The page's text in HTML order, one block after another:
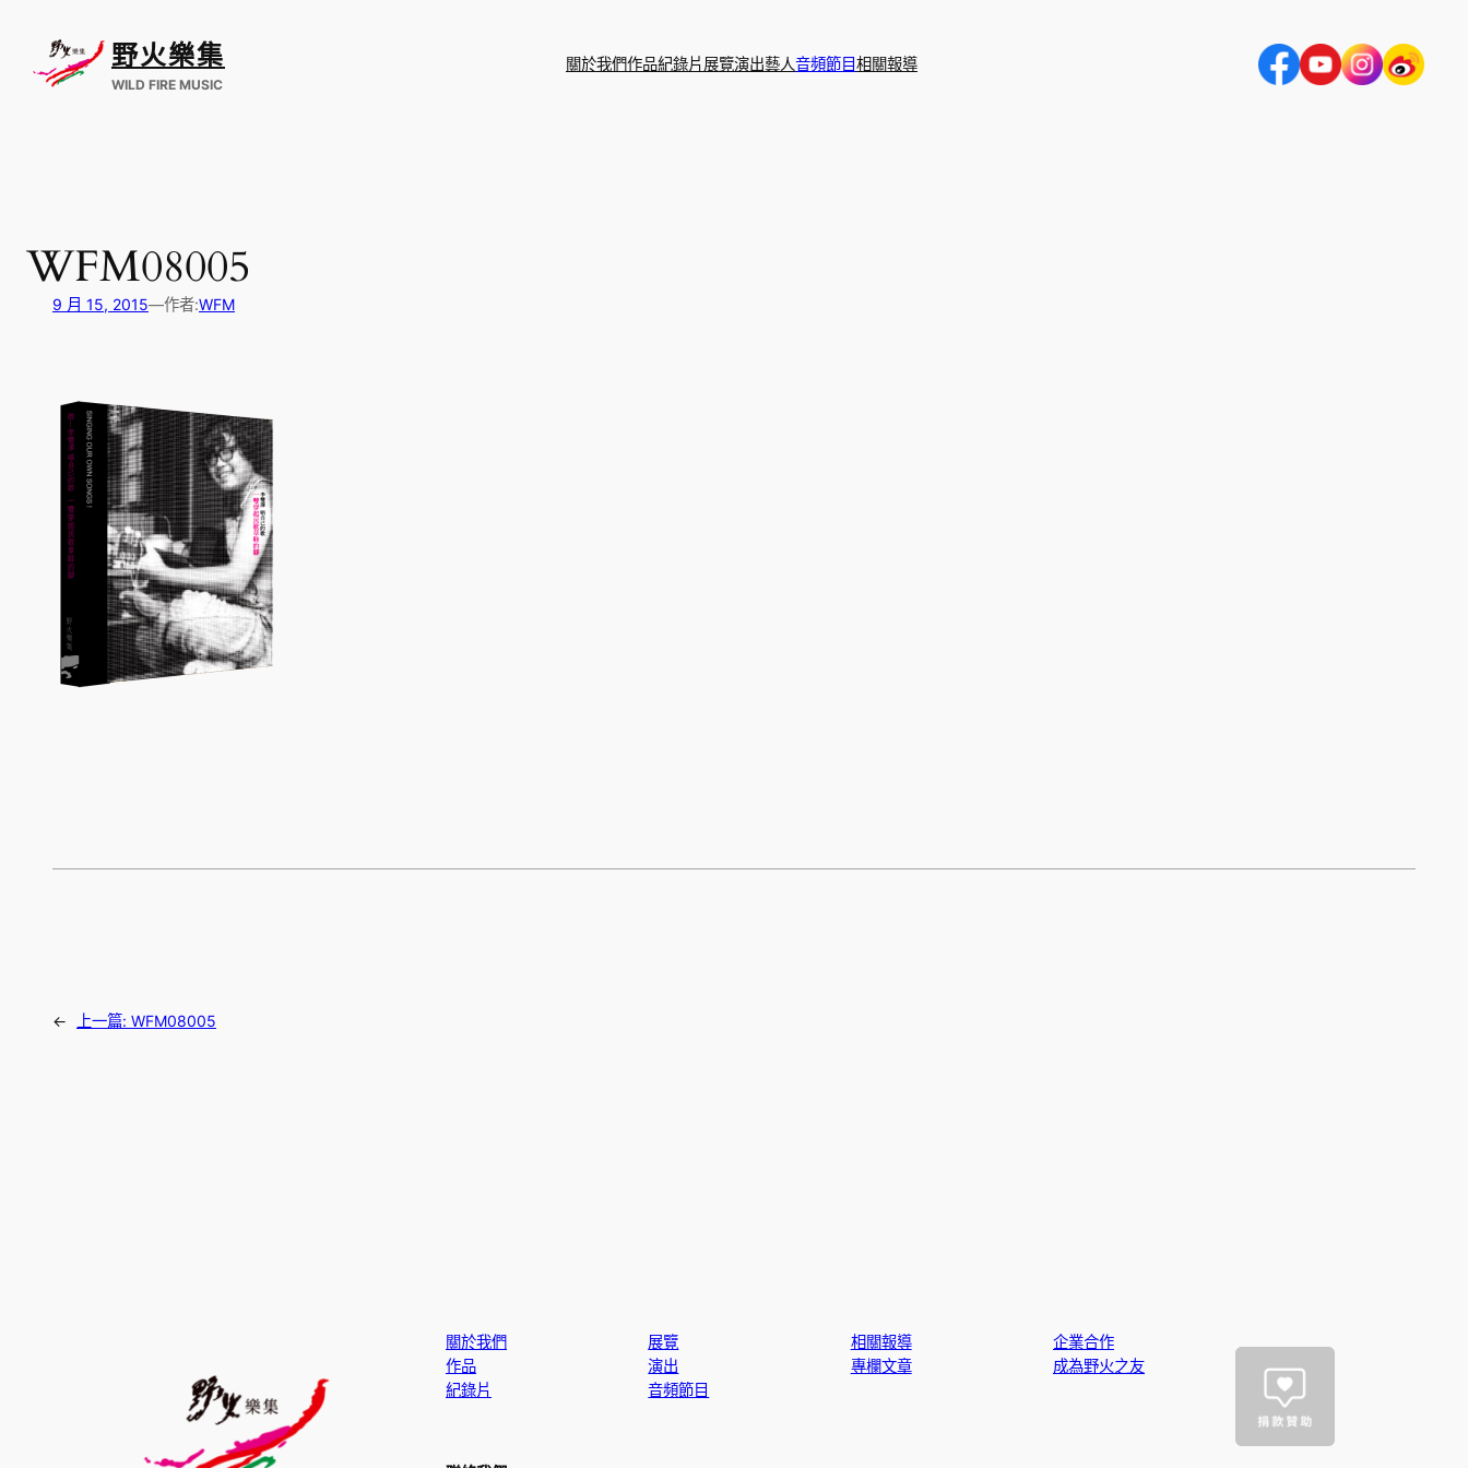
野火樂集
WILD FIRE MUSIC
關於我們作品紀錄片 展覽演出藝人音頻節目相關報導
WFM08005
9 月 15, 2015—作者:WFM
← 上一篇: WFM08005
關於我們
作品
紀錄片
展覽
演出
音頻節目
相關報導
專欄文章
企業合作
成為野火之友